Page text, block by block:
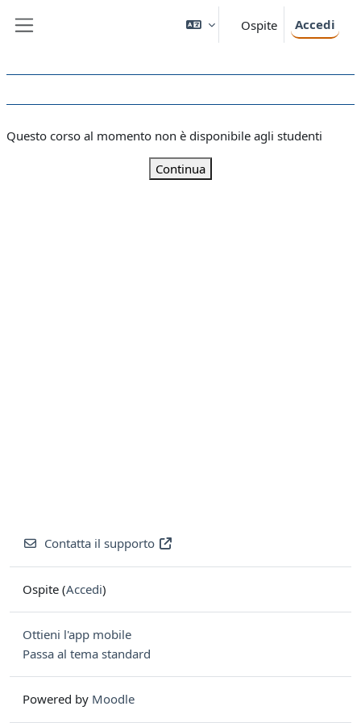
Ospite Accedi
Questo corso al momento non è disponibile agli studenti
Continua
Contatta il supporto
Ospite (Accedi)
Ottieni l'app mobile
Passa al tema standard
Powered by Moodle